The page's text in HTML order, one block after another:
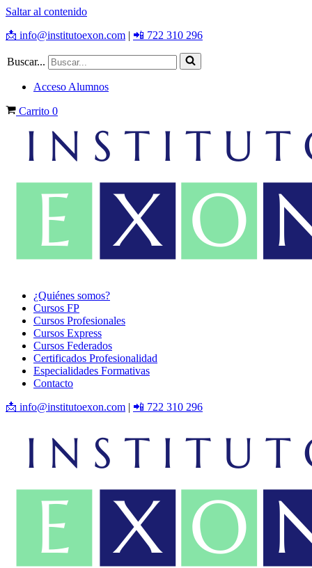
Saltar al contenido
📩 info@institutoexon.com | 📲 722 310 296
Buscar...
Acceso Alumnos
Carrito 0
¿Quiénes somos?
Cursos FP
Cursos Profesionales
Cursos Express
Cursos Federados
Certificados Profesionalidad
Especialidades Formativas
Contacto
📩 info@institutoexon.com | 📲 722 310 296